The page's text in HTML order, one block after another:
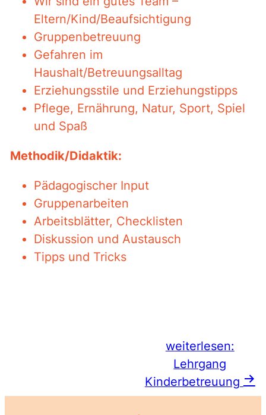
Eltern/Kind/Beaufsichtigung
Gruppenbetreuung
Gefahren im
Haushalt/Betreuungsalltag
Erziehungsstile und Erziehungstipps
Pflege, Ernährung, Natur, Sport, Spiel
und Spaß
Methodik/Didaktik:
Pädagogischer Input
Gruppenarbeiten
Arbeitsblätter, Checklisten
Diskussion und Austausch
Tipps und Tricks
weiterlesen:
Lehrgang
Kinderbetreuung